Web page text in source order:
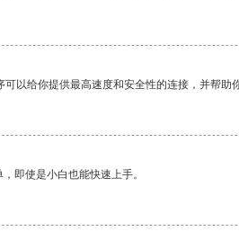
可以给你提供最高速度和安全性的连接，并帮助
即使是小白也能快速上手。